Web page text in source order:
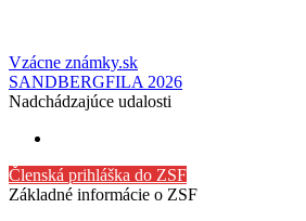
Vzácne známky.sk
SANDBERGFILA 2026
Nadchádzajúce udalosti
Členská prihláška do ZSF
Základné informácie o ZSF